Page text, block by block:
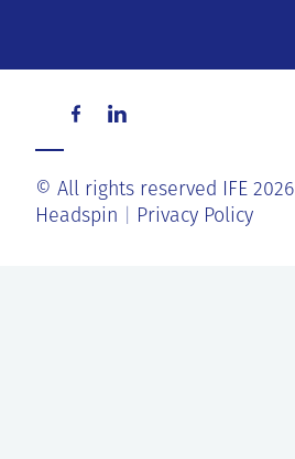
© All rights reserved IFE 2026
Headspin
Privacy Policy